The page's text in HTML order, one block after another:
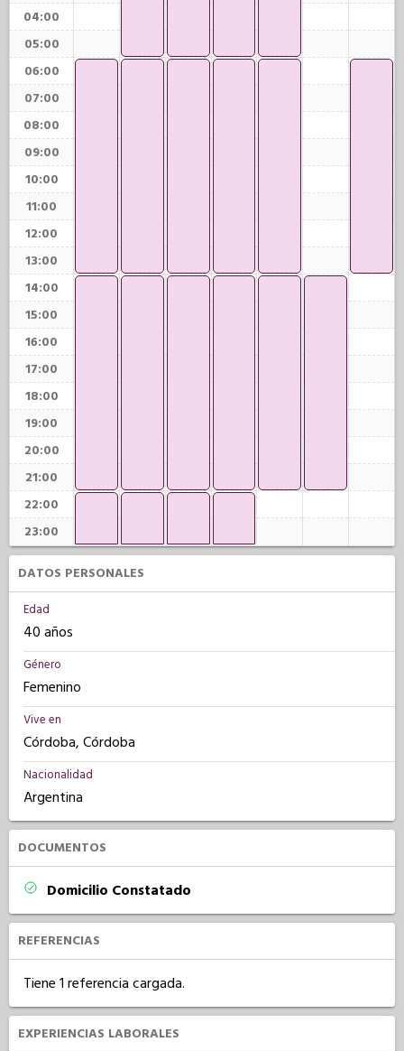
04:00
05:00
06:00
07:00
08:00
09:00
10:00
11:00
12:00
13:00
14:00
15:00
16:00
17:00
18:00
19:00
20:00
21:00
22:00
23:00
DATOS PERSONALES
Edad
40 años
Género
Femenino
Vive en
Córdoba, Córdoba
Nacionalidad
Argentina
DOCUMENTOS
Domicilio Constatado
REFERENCIAS
Tiene 1 referencia cargada.
EXPERIENCIAS LABORALES